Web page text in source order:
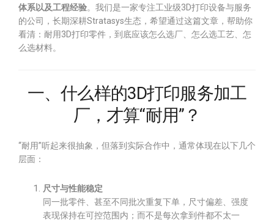
体系以及工程经验。我们是一家专注工业级3D打印设备与服务
的公司，长期深耕Stratasys生态，希望通过这篇文章，帮助你
看清：耐用3D打印零件，到底应该怎么选厂、怎么选工艺、怎
么选材料。
一、什么样的3D打印服务加工
厂，才算“耐用”？
“耐用”听起来很抽象，但落到实际合作中，通常体现在以下几个
层面：
尺寸与性能稳定
同一批零件、甚至不同批次重复下单，尺寸偏差、强度
表现保持在可控范围内；而不是每次拿到件都不太一